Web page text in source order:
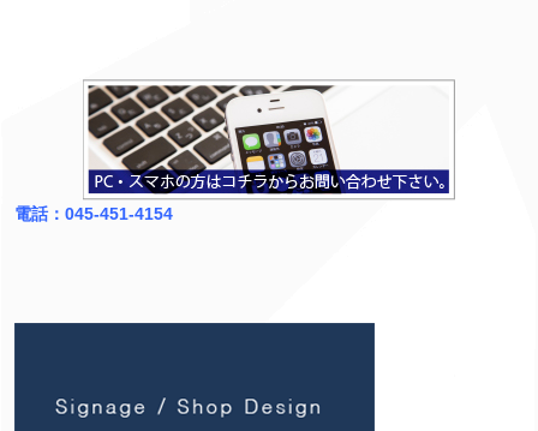
電話：045-451-4154